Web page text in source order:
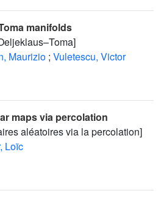
manifolds
Maurizio ; Vuletescu, Victor
maps via percolation
aléatoires via la percolation]
Loïc